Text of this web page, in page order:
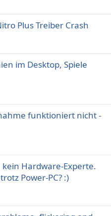
Plus Treiber Crash
im Desktop, Spiele
funktioniert nicht -
kein Hardware-Experte.
Power-PC? :)